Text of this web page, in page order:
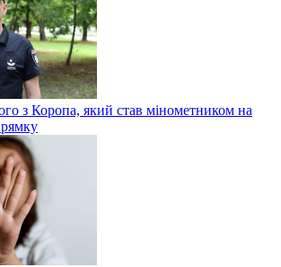
з Коропа, який став мінометником на